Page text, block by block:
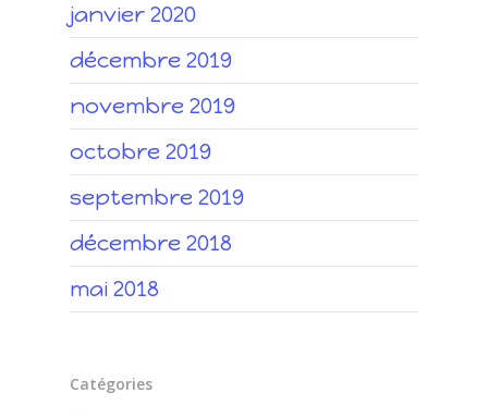
janvier 2020
décembre 2019
novembre 2019
octobre 2019
septembre 2019
décembre 2018
mai 2018
Catégories